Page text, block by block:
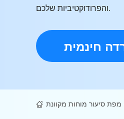
והפרודוקטיביות שלכם.
חינמית
מפת סיעור מוחות מקוונת